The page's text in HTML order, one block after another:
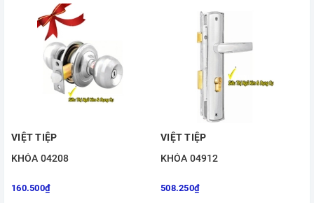
VIỆT TIỆP
KHÓA 04208
160.500₫
VIỆT TIỆP
KHÓA 04912
508.250₫